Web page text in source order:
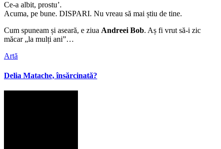
Ce-a albit, prostu’.
Acuma, pe bune. DISPARI. Nu vreau să mai știu de tine.
Cum spuneam și aseară, e ziua Andreei Bob. Aș fi vrut să-i zic
măcar „la mulți ani”…
Artă
Delia Matache, însărcinată?